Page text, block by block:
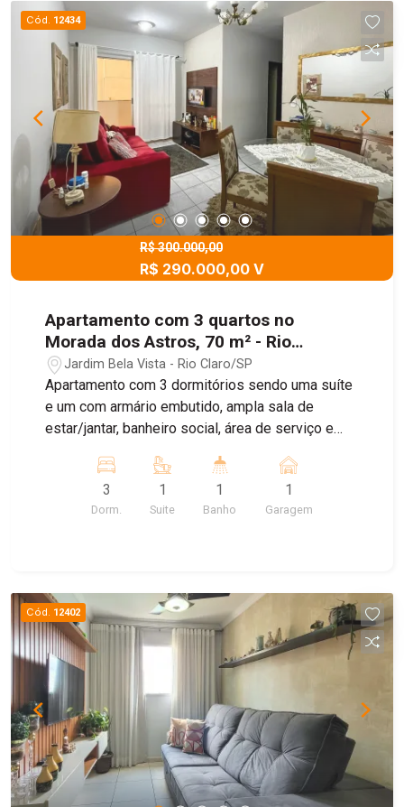
Cód. 12434
R$ 300.000,00
R$ 290.000,00 V
Apartamento com 3 quartos no
Morada dos Astros, 70 m² - Rio
Claro/SP
Jardim Bela Vista - Rio Claro/SP
Apartamento com 3 dormitórios sendo uma suíte
e um com armário embutido, ampla sala de
estar/jantar, banheiro social, área de serviço e
dispensa comentários.
3
Dorm.
1
Suite
1
Banho
1
Garagem
Cód. 12402